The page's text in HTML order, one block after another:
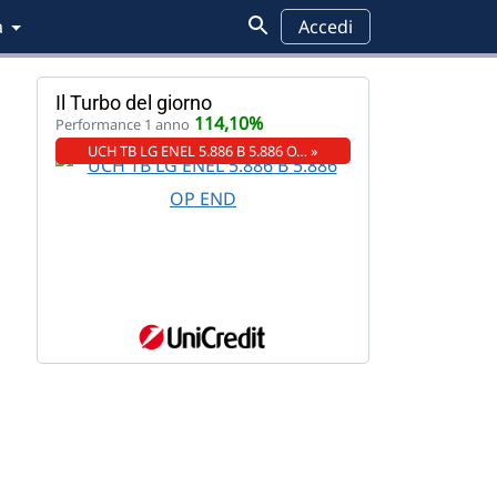
Accedi
Il Turbo del giorno
Performance 1 anno 114,10%
UCH TB LG ENEL 5.886 B 5.886 O… »